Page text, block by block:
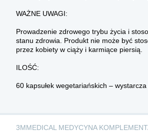
WAŻNE UWAGI:
Prowadzenie zdrowego trybu życia i
stanu zdrowia. Produkt nie może być
przez kobiety w ciąży i karmiące piersią.
ILOŚĆ:
60 kapsułek wegetariańskich – wystarcza
3MMEDICAL MEDYCYNA